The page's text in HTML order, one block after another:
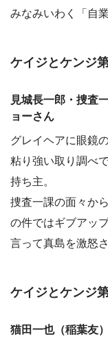
みなみいわく「自
ケイジとケンジ
見城長一郎・捜査
ョーさん
グレイヘアに眼鏡
粘り強い取り調べ
持ち主。
捜査一課の面々か
の件ではギブアッ
言って真島を激怒
ケイジとケンジ
猫田一也（稲葉友）